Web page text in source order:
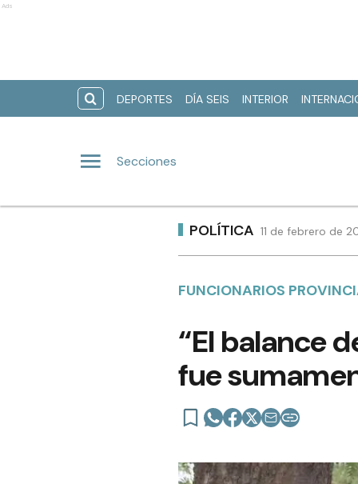
Ads
DEPORTES DÍA SEIS INTERIOR
Secciones
POLÍTICA 11 de febrero de
FUNCIONARIOS
“El balance
fue